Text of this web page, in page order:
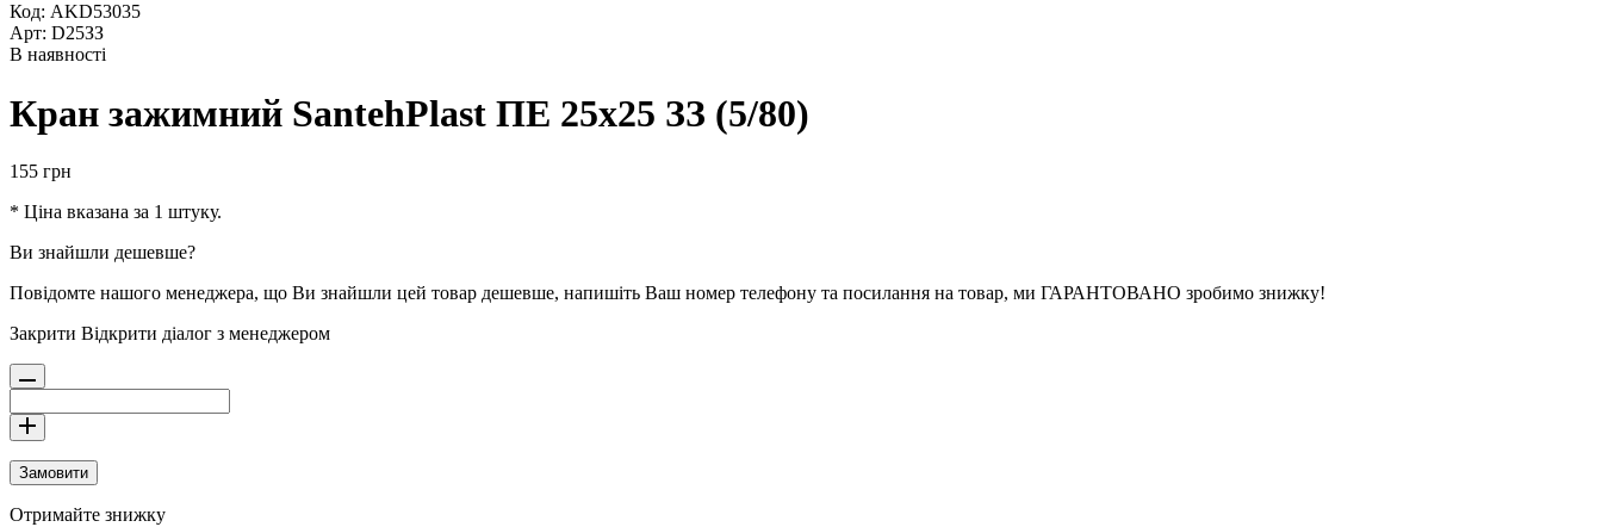
Код: AKD53035
Арт: D25ЗЗ
В наявності
Кран зажимний SantehPlast ПЕ 25х25 ЗЗ (5/80)
155 грн
* Ціна вказана за 1 штуку.
Ви знайшли дешевше?
Повідомте нашого менеджера, що Ви знайшли цей товар дешевше, напишіть Ваш номер телефону та посилання на товар, ми ГАРАНТОВАНО зробимо знижку!
Закрити Відкрити діалог з менеджером
Замовити
Отримайте знижку